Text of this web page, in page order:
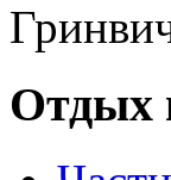
Отдых